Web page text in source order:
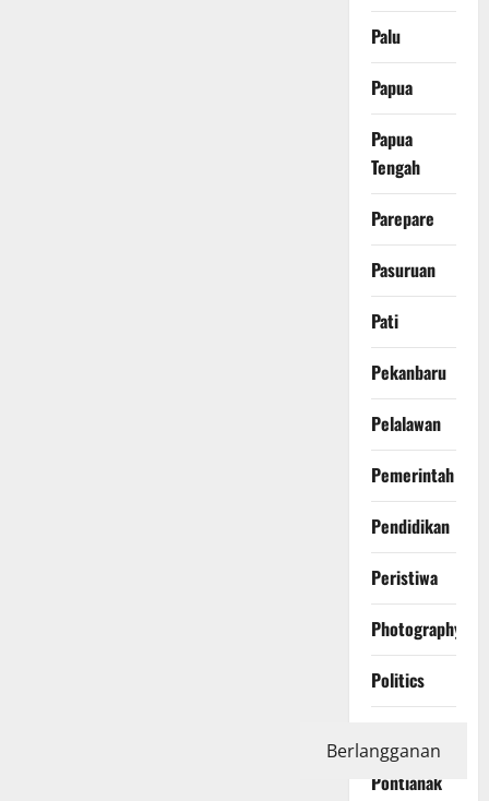
Palu
Papua
Papua
Tengah
Parepare
Pasuruan
Pati
Pekanbaru
Pelalawan
Pemerintah
Pendidikan
Peristiwa
Photography
Politics
Pontianak
Berlangganan